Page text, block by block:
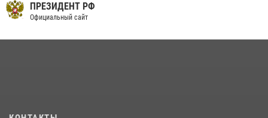
На брифинге росгвардейцы рассказали орловцам об изменениях в
законодательстве, регулирующем оборот оружия
ПРЕЗИДЕНТ РФ
Официальный сайт